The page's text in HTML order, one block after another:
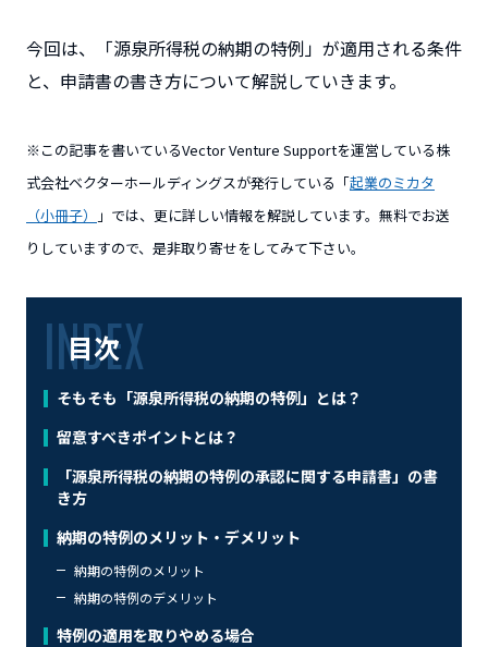
今回は、「源泉所得税の納期の特例」が適用される条件
と、申請書の書き方について解説していきます。
※この記事を書いているVector Venture Supportを運営している株
式会社ベクターホールディングスが発行している「起業のミカタ
（小冊子）
」では、更に詳しい情報を解説しています。無料でお送
りしていますので、是非取り寄せをしてみて下さい。
目次
そもそも「源泉所得税の納期の特例」とは？
留意すべきポイントとは？
「源泉所得税の納期の特例の承認に関する申請書」の書
き方
納期の特例のメリット・デメリット
納期の特例のメリット
納期の特例のデメリット
特例の適用を取りやめる場合